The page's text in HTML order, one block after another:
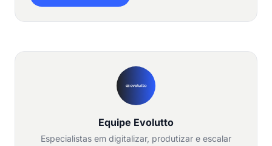
Equipe Evolutto
Especialistas em digitalizar, produtizar e escalar